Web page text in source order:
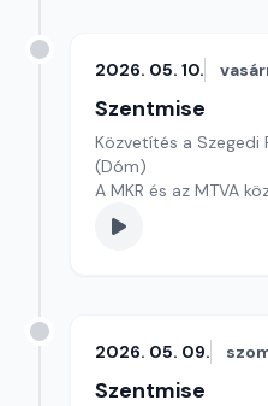
2026. 05. 10.
Szentmise
Közvetítés a
(Dóm)
A MKR és az MTVA
2026. 05. 09.
Szentmise